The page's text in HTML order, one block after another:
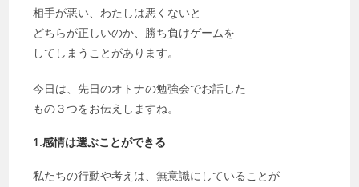
相手が悪い、わたしは悪くないと
どちらが正しいのか、勝ち負けゲームを
してしまうことがあります。
今日は、先日のオトナの勉強会でお話した
もの３つをお伝えしますね。
1.感情は選ぶことができる
私たちの行動や考えは、無意識にしていることが